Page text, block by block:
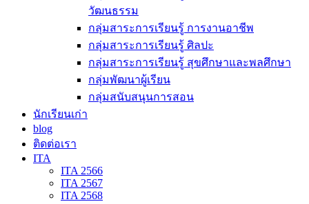
วัฒนธรรม
กลุ่มสาระการเรียนรู้ การงานอาชีพ
กลุ่มสาระการเรียนรู้ ศิลปะ
กลุ่มสาระการเรียนรู้ สุขศึกษาและพลศึกษา
กลุ่มพัฒนาผู้เรียน
กลุ่มสนับสนุนการสอน
นักเรียนเก่า
blog
ติดต่อเรา
ITA
ITA 2566
ITA 2567
ITA 2568